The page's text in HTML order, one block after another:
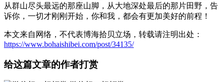
从群山尽头最远的那座山脚，从大地深处最后的那片田野，告
诉你，一切才刚刚开始，你和我，都会有更加美好的前程！
本文来自网络，不代表博海拾贝立场，转载请注明出处：
https://www.bohaishibei.com/post/34135/
给这篇文章的作者打赏